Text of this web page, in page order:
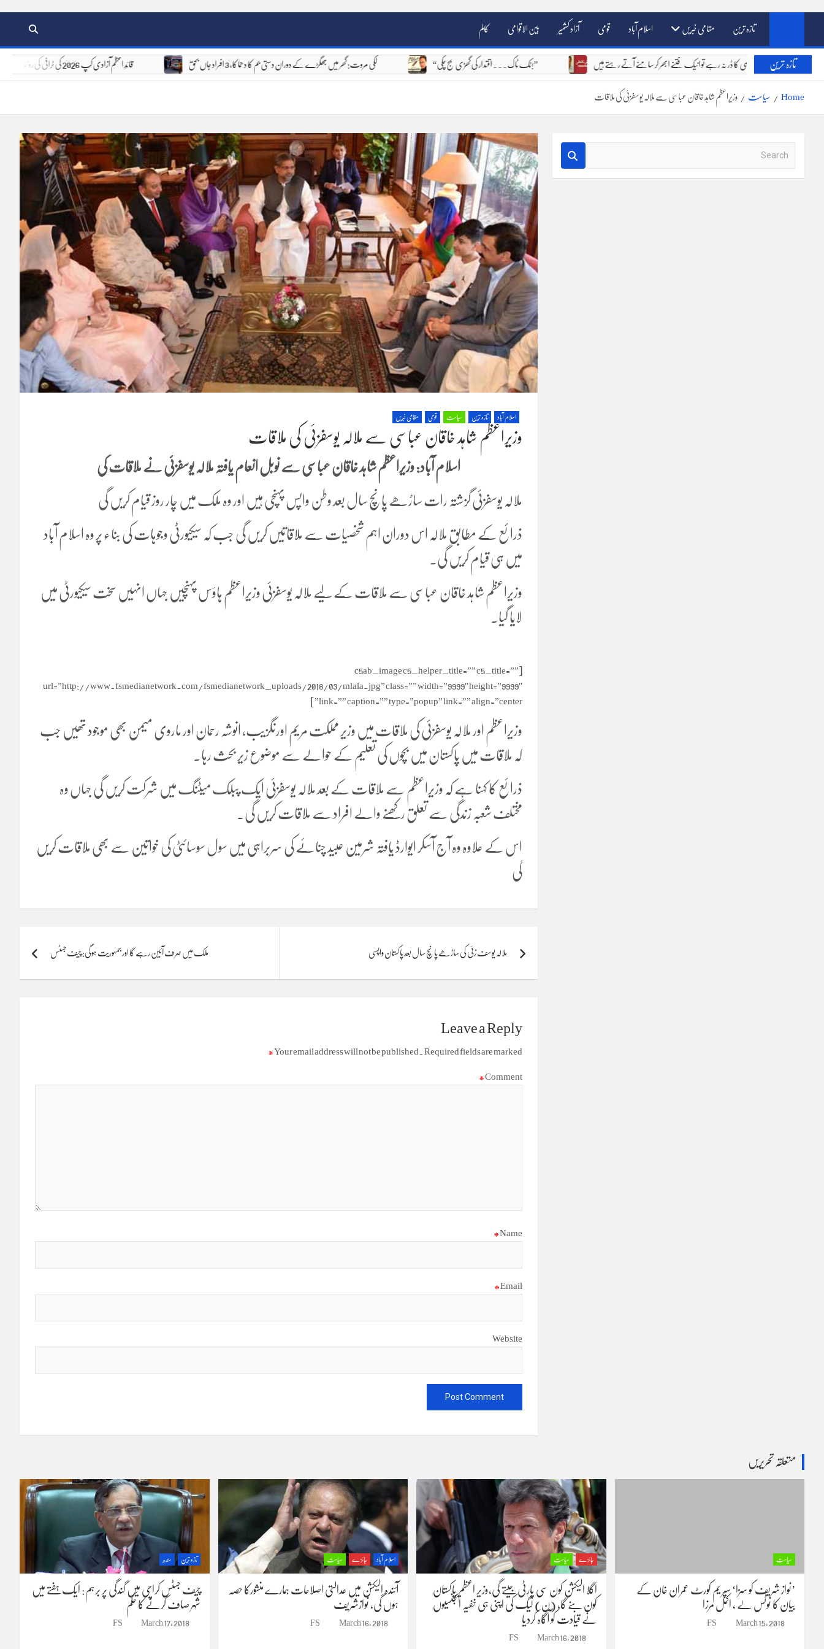
تازہ ترین مقامی خبریں اسلام آباد قومی آزاد کشمیر بین الاقوامی کالم
تازہ ترین قائدِ اعظم آزادی کپ 2026 کی ٹرافی کی رونمائی، 6 اور 7 اگست کو 8 ٹیمیں مدمقابل ہوں گی لکی مروت: گھر میں جھگڑے کے دوران دستی بم کا دھماکا، 3 افراد جاں بحق خالق دو جہاں کے سامنے جواب دہی کا ڈر نہ رہے تو انیک فتنے ابھر کر سامنے آتے رہتے ہیں
Home سیاست وزیراعظم شاہد خاقان عباسی سے ملالہ یوسفزئی کی ملاقات
اسلام آباد تازہ ترین سیاست قومی مقامی خبریں
وزیراعظم شاہد خاقان عباسی سے ملالہ یوسفزئی کی ملاقات
اسلام آباد: وزیراعظم شاہد خاقان عباسی سے نوبل انعام یافتہ ملالہ یوسفزئی نے ملاقات کی
ملالہ یوسفزئی گزشتہ رات ساڑھے پانچ سال بعد وطن واپس پہنچی ہیں اور وہ ملک میں چار روز قیام کریں گی
ذرائع کے مطابق ملالہ اس دوران اہم شخصیات سے ملاقاتیں کریں گی جب کہ سیکیورٹی وجوہات کی بناء پر وہ اسلام آباد
میں ہی قیام کریں گی۔
وزیراعظم شاہد خاقان عباسی سے ملاقات کے لیے ملالہ یوسفزئی وزیراعظم ہاؤس پہنچیں جہاں انہیں سخت سیکیورٹی میں
لایا گیا۔
[c5ab_image c5_helper_title=”” c5_title=””
url=”http://www.fsmedianetwork.com/fsmedianetwork_uploads/2018/03/mlala.jpg” class=”” width=”9999″ height=”9999″
link=”” caption=”” type=”popup” link=”” align=”center” ]
وزیراعظم اور ملالہ یوسفزئی کی ملاقات میں وزیر مملکت مریم اورنگزیب، انوشہ رحمان اور ماروی میمن بھی موجود تھیں جب
کہ ملاقات میں پاکستان میں بچوں کی تعلیم کے حوالے سے موضوع زیر بحث رہا۔
ذرائع کا کہنا ہے کہ وزیراعظم سے ملاقات کے بعد ملالہ یوسفزئی ایک پبلک میٹنگ میں شرکت کریں گی جہاں وہ
مختلف شعبہ زندگی سے تعلق رکھنے والے افراد سے ملاقات کریں گی۔
اس کے علاوہ وہ آج آسکر ایوارڈ یافتہ شرمین عبید چنائے کی سربراہی میں سول سوسائٹی کی خواتین سے بھی ملاقات کریں
گی
navigation
ملالہ یوسف زئی کی ساڑھے پانچ سال بعد پاکستان واپسی ملک میں صرف آئین رہے گا اور جمہوریت ہوگی: چیف جسٹس
Leave a Reply
Your email address will not be published. Required fields are marked
*
Comment
*
Name
*
Email
*
Website
a
متعلقہ تحریریں
سیاست
’نواز شریف کو سزا‘ سپریم کورٹ عمران خان کے
بیان کا نوٹس لے ، اکمل مرزا
March 15, 2018
FS
جائزے سیاست
اگلا الیکشن کون سی پارٹی جیتے گی،وزیر اعظم پاکستان
کون بنے گا، (ن) لیگ کی اپنی ہی خفیہ ایجنسیوں
نے قیادت کو آگاہ کردیا
March 16, 2018
FS
اسلام آباد جائزے سیاست
آئندہ الیکشن میں عدالتی اصلاحات ہمارے منشورکا حصہ
ہوں گی، نوازشریف
March 16, 2018
FS
تازہ ترین سندھ
چیف جسٹس کراچی میں گندگی پر برہم: ایک ہفتے میں
شہر صاف کرنے کا حکم
March 17, 2018
FS